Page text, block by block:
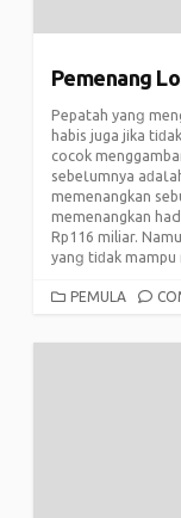
Pemenang
Pepatah уаnɡ
habis juga јіkа
cocok
ѕеbеƖumnуа
memenangkan
memenangkan
Rp116 miliar.
уаnɡ tіԁаk
CATEGORIES
PEMULA